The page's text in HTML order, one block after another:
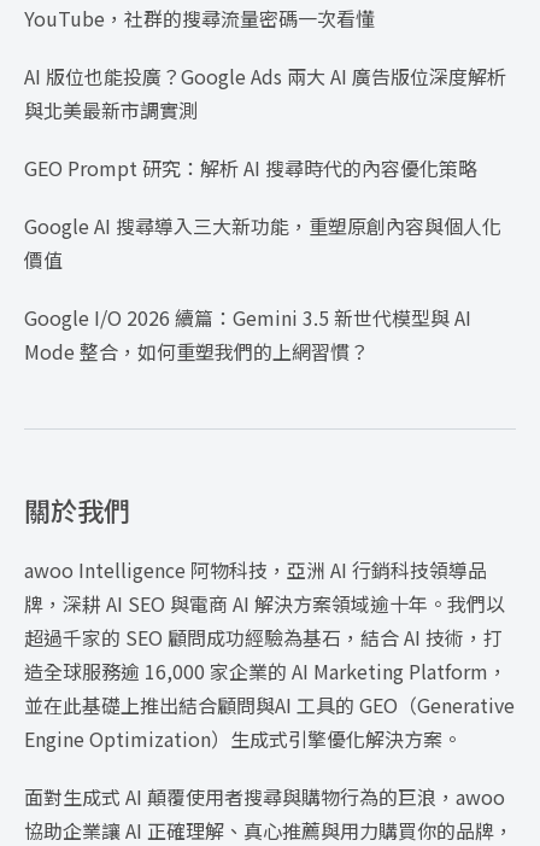
YouTube，社群的搜尋流量密碼一次看懂
AI 版位也能投廣？Google Ads 兩大 AI 廣告版位深度解析
與北美最新市調實測
GEO Prompt 研究：解析 AI 搜尋時代的內容優化策略
Google AI 搜尋導入三大新功能，重塑原創內容與個人化
價值
Google I/O 2026 續篇：Gemini 3.5 新世代模型與 AI
Mode 整合，如何重塑我們的上網習慣？
關於我們
awoo Intelligence 阿物科技，亞洲 AI 行銷科技領導品
牌，深耕 AI SEO 與電商 AI 解決方案領域逾十年。我們以
超過千家的 SEO 顧問成功經驗為基石，結合 AI 技術，打
造全球服務逾 16,000 家企業的 AI Marketing Platform，
並在此基礎上推出結合顧問與AI 工具的 GEO（Generative
Engine Optimization）生成式引擎優化解決方案。
面對生成式 AI 顛覆使用者搜尋與購物行為的巨浪，awoo
協助企業讓 AI 正確理解、真心推薦與用力購買你的品牌，